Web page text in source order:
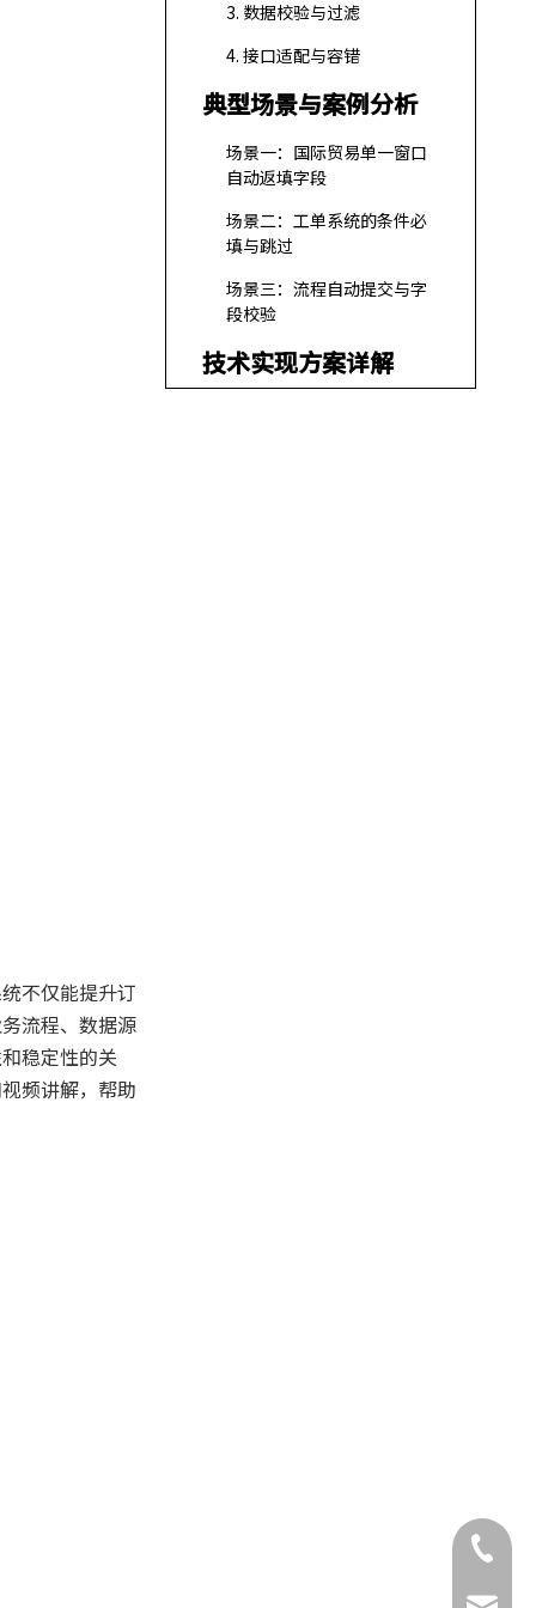
不仅能提升订
流程、数据源
稳定性的关
频讲解，帮助
3. 数据校验与过滤
4. 接口适配与容错
典型场景与案例分析
场景一：国际贸易单一窗口
自动返填字段
场景二：工单系统的条件必
填与跳过
场景三：流程自动提交与字
段校验
技术实现方案详解
+86-